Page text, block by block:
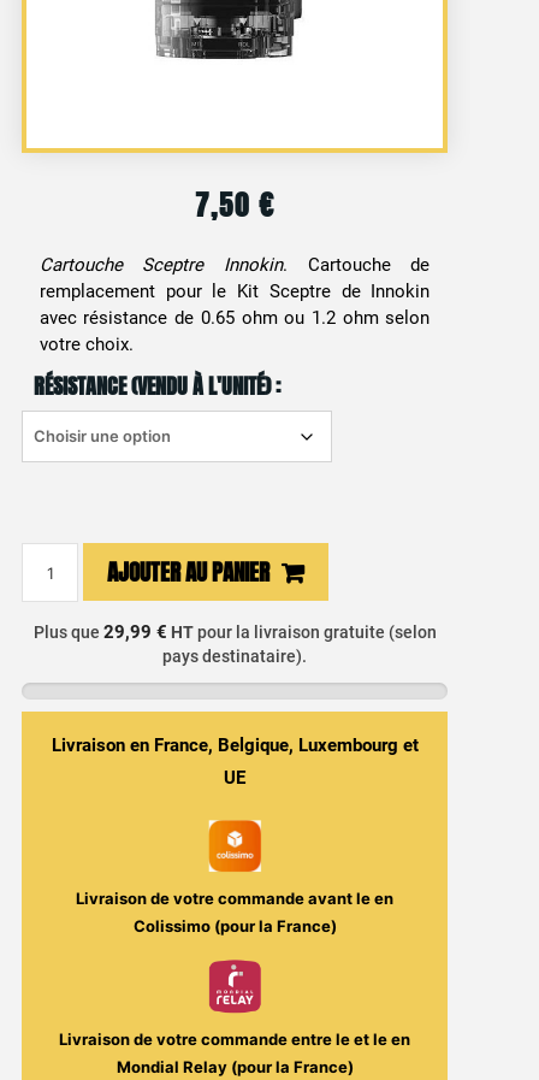
7,50 €
Cartouche Sceptre Innokin. Cartouche de
remplacement pour le Kit Sceptre de Innokin
avec résistance de 0.65 ohm ou 1.2 ohm selon
votre choix.
RÉSISTANCE (VENDU À L'UNITÉ) :
Sceptre
AJOUTER AU PANIER
Plus que 29,99 € HTpour la livraison gratuite (selon
pays destinataire).
Livraison en France, Belgique, Luxembourg et
UE
Livraison de votre commande avant leen
Colissimo (pour la France)
Livraison de votre commande entre leet leen
Mondial Relay (pour la France)